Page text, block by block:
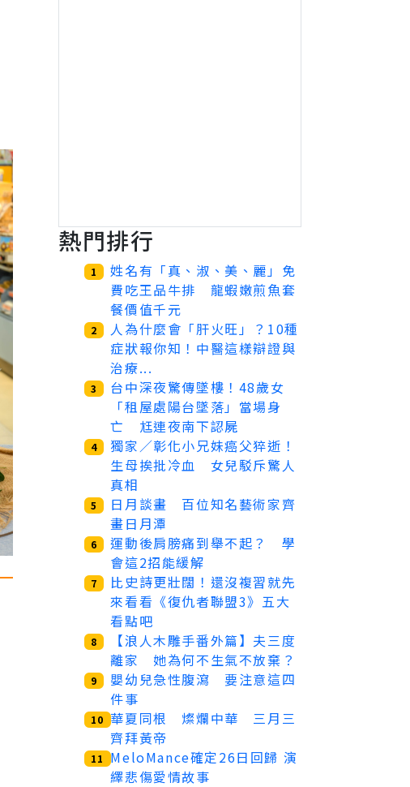
熱門排行
1
姓名有「真、淑、美、麗」免
費吃王品牛排 龍蝦嫩煎魚套
餐價值千元
2
人為什麼會「肝火旺」？10種
症狀報你知！中醫這樣辯證與
治療...
3
台中深夜驚傳墜樓！48歲女
「租屋處陽台墜落」當場身
亡 尪連夜南下認屍
4
獨家／彰化小兄妹癌父猝逝！
生母挨批冷血 女兒駁斥驚人
真相
5
日月談畫 百位知名藝術家齊
畫日月潭
6
運動後肩膀痛到舉不起？ 學
會這2招能緩解
7
比史詩更壯闊！還沒複習就先
來看看《復仇者聯盟3》五大
看點吧
8
【浪人木雕手番外篇】夫三度
離家 她為何不生氣不放棄？
9
嬰幼兒急性腹瀉 要注意這四
件事
10 華夏同根 燦爛中華 三月三
齊拜黃帝
11
MeloMance確定26日回歸 演
繹悲傷愛情故事